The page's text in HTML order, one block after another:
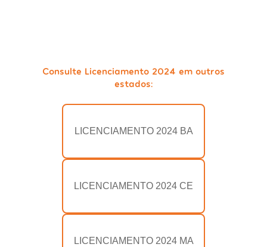
Consulte Licenciamento 2024 em outros
estados:
LICENCIAMENTO 2024 BA
LICENCIAMENTO 2024 CE
LICENCIAMENTO 2024 MA